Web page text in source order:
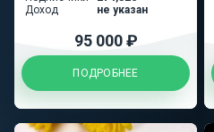
Доход
не указан
95 000 ₽
ПОДРОБНЕЕ